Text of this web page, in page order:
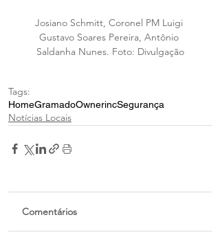
Josiano Schmitt, Coronel PM Luigi
Gustavo Soares Pereira, Antônio
Saldanha Nunes. Foto: Divulgação
Tags:
HomeGramadoOwnerincSegurança
Notícias Locais
Comentários